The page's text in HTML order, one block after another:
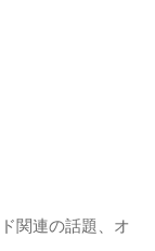
関連の話題、オ